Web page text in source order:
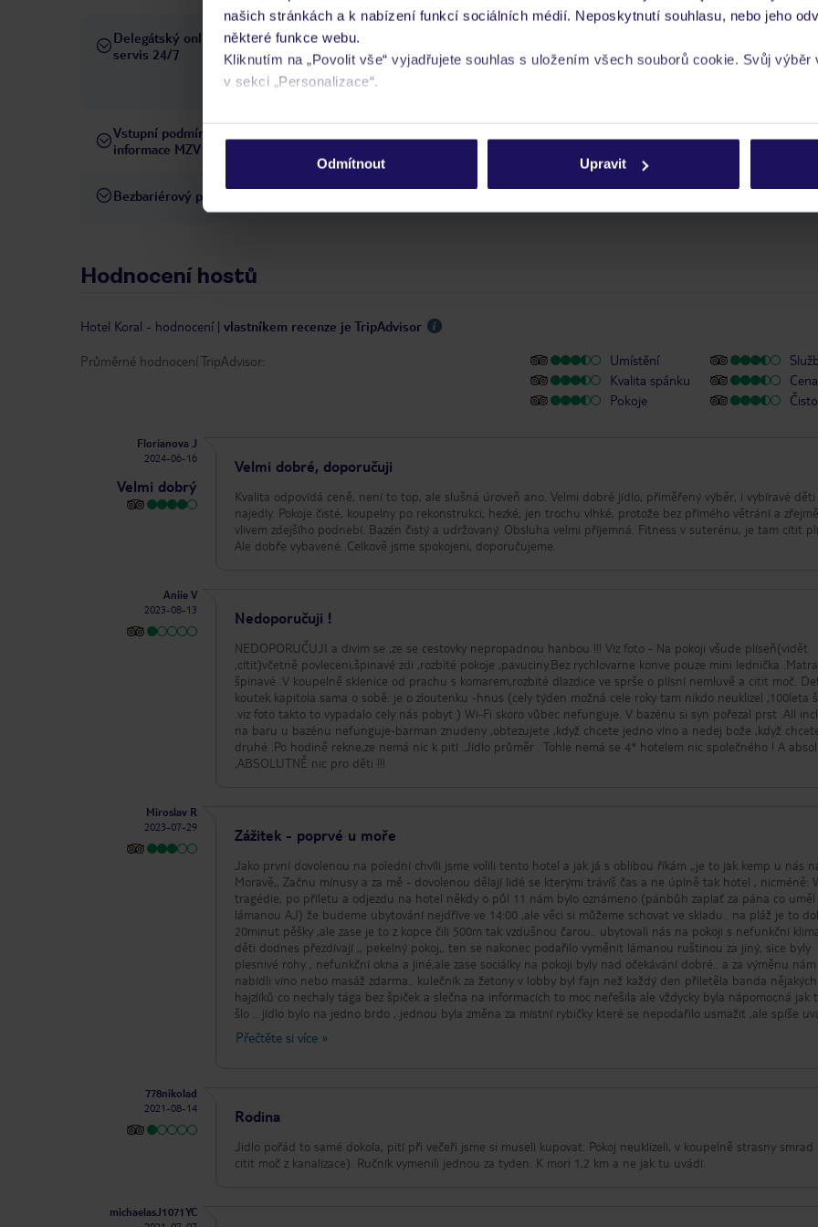
našich stránkách a k nabízení funkcí sociálních médií. Neposkytnutí souhlasu, nebo jeho
některé funkce webu.
Kliknutím na „Povolit vše“ vyjadřujete souhlas s uložením všech souborů cookie. Svůj
v sekci „Personalizace“.
Podrobné informace o souborech cookie naleznete vzásadách používání souborů cookie
Odmítnout
Upravit
Delegátský online
servis 24/7
Ve Vámi rezervovaném hotelu je péče poskytována pouze prostřednictvím TUI Service Center 24/7:
telefonicky, SMS a přes chat v aplikaci TUI na myTUI. Podrobné informace o péči zástupce v
pobytových místech a jazykových požadavcích naleznete na www.tui.cz v záložce
Vstupní podmínky a
informace MZV
Přečtěte si vstupní podmínky a informace MZV týkající se země, do které cestujete..
Bezbariérový přístup
Hodnocení hostů
Hotel Koral - hodnocení | vlastníkem recenze je TripAdvisor
Průměrné hodnocení TripAdvisor:
Umístění
Kvalita spánku
Pokoje
Florianova J
2024-06-16
Velmi dobrý
Velmi dobré, doporučuji
Kvalita odpovídá ceně, není to top, ale slušná úroveň ano. Velmi dobré jídlo, přiměřený výběr, i vybíravé děti
najedly. Pokoje čisté, koupelny po rekonstrukci, hezké, jen trochu vlhké, protože bez přímého větrání a
vlivem zdejšího podnebí. Bazén čistý a udržovaný. Obsluha velmi příjemná. Fitness v suterénu, je tam cítit
Ale dobře vybavené. Celkově jsme spokojeni, doporučujeme.
Aniie V
2023-08-13
Nedoporučuji !
NEDOPORUČUJI a divim se ,ze se cestovky nepropadnou hanbou !!! Viz foto - Na pokoji všude plíseň(vidět
,cítit)včetně povleceni,špinavé zdi ,rozbité pokoje ,pavuciny.Bez rychlovarne konve pouze mini lednička
špinavé .V koupelně sklenice od prachu s komarem,rozbité dlazdice ve sprše o plísní nemluvě a citit moč.
koutek kapitola sama o sobě: je o zloutenku -hnus (cely týden možná cele roky tam nikdo neuklizel ,100leta
.viz foto takto to vypadalo cely nás pobyt ) Wi-Fi skoro vůbec nefunguje. V bazénu si syn pořezal prst .All inclusive
na baru u bazénu nefunguje-barman znudeny ,obtezujete ,když chcete jedno víno a nedej bože ,když
druhé .Po hodině rekne,ze nemá nic k pití .Jídlo průměr . Tohle nemá se 4* hotelem nic společného ! A
,ABSOLUTNĚ nic pro děti !!!
Miroslav R
2023-07-29
Zážitek - poprvé u moře
Jako první dovolenou na polední chvíli jsme volili tento hotel a jak já s oblibou říkám ,,je to jak kemp u nás
Moravě,, Začnu mínusy a za mě - dovolenou dělají lidé se kterými trávíš čas a ne úplně tak hotel , nicméně: WiFi
tragédie, po příletu a odjezdu na hotel někdy o půl 11 nám bylo oznámeno (pánbůh zaplať za pána co uměl
lámanou AJ) že budeme ubytování nejdříve ve 14:00 ,ale věci si můžeme schovat ve skladu.. na pláž je to
20minut pěšky ,ale zase je to z kopce čili 500m tak vzdušnou čarou.. ubytovali nás na pokoji s nefunkční
děti dodnes přezdívají ,, pekelný pokoj,, ten se nakonec podařilo vyměnit lámanou ruštinou za jiný, sice byly
plesnivé rohy , nefunkční okna a jiné,ale zase sociálky na pokoji byly nad očekávání dobré.. a za výměnu nám
nabídli víno nebo masáž zdarma.. kulečník za žetony v lobby byl fajn než každý den přiletěla banda nějakých
hajzlíků co nechaly tága bez špiček a slečna na informacích to moc neřešila ale vždycky byla nápomocná jak
šlo .. jídlo bylo na jedno brdo , jednou byla změna za místní rybičky které se nepodařilo usmažit ,ale spíše
nechutna.. na druhou stranu zmrzlinové odpoledne každý den a rauty byly bohaté.. v baru na pláži číšník řekl
jednoduše ,,buď bulharsky - anglicky a nebo nic,, žádná akce pro děti ani dospělé se nekonala , delfinárium
, pod kopcem je malý obchod kde se dá po cestě na pláž koupit nějaká voda a blbiny do ní. Nicméně paní
dvě krabičky,, Letos volíme raději Egypt a uvidíme Jinak bylo vše v pořádku, obsluha byla fajn a vše dokázala vyřešit
i tou lámanou ruštinou, i přes zákaz kouření na pokojích byl na stole popelník, děti to bavilo a já jsme si
Přečtěte si více »
778nikolad
2021-08-14
Rodina
Jidlo pořád to samé dokola, pití při večeři jsme si museli kupovat. Pokoj neuklizeli, v koupelně strasny smrad
citit moč z kanalizace). Ručník vymenili jednou za tyden. K mori 1,2 km a ne jak tu uvádí.
michaelasJ1071YC